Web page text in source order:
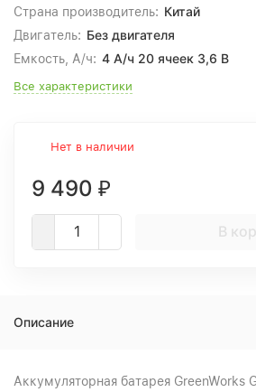
Страна производитель: Китай
Двигатель: Без двигателя
Емкость, А/ч: 4 А/ч 20 ячеек 3,6 В
Все характеристики
Нет в наличии
9 490 ₽
В
Описание
Аккумуляторная батарея GreenWorks